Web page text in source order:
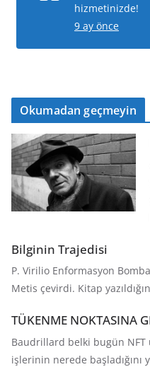
hizmetinizde!
9 ay önce
Okumadan geçmeyin
Bilginin Trajedisi
P. Virilio Enformasyon
Metis çevirdi. Kitap
TÜKENME NOKTASINA
Baudrillard belki bugün NFT
işlerinin nerede başladığını